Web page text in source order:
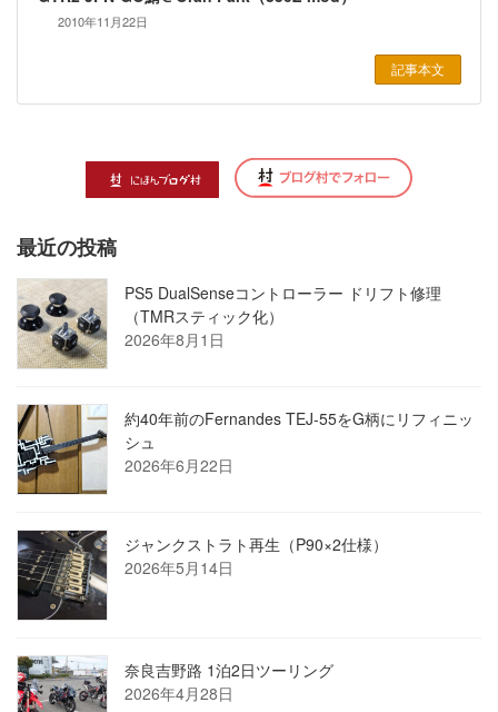
2010年11月22日
記事本文
最近の投稿
PS5 DualSenseコントローラー ドリフト修理
（TMRスティック化）
2026年8月1日
約40年前のFernandes TEJ-55をG柄にリフィニッ
シュ
2026年6月22日
ジャンクストラト再生（P90×2仕様）
2026年5月14日
奈良吉野路 1泊2日ツーリング
2026年4月28日